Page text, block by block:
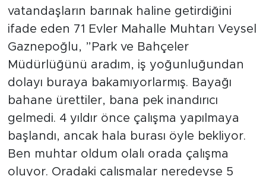
vatandaşların barınak haline getirdiğini
ifade eden 71 Evler Mahalle Muhtarı Veysel
Gaznepoğlu, ”Park ve Bahçeler
Müdürlüğünü aradım, iş yoğunluğundan
dolayı buraya bakamıyorlarmış. Bayağı
bahane ürettiler, bana pek inandırıcı
gelmedi. 4 yıldır önce çalışma yapılmaya
başlandı, ancak hala burası öyle bekliyor.
Ben muhtar oldum olalı orada çalışma
oluyor. Oradaki çalışmalar neredeyse 5